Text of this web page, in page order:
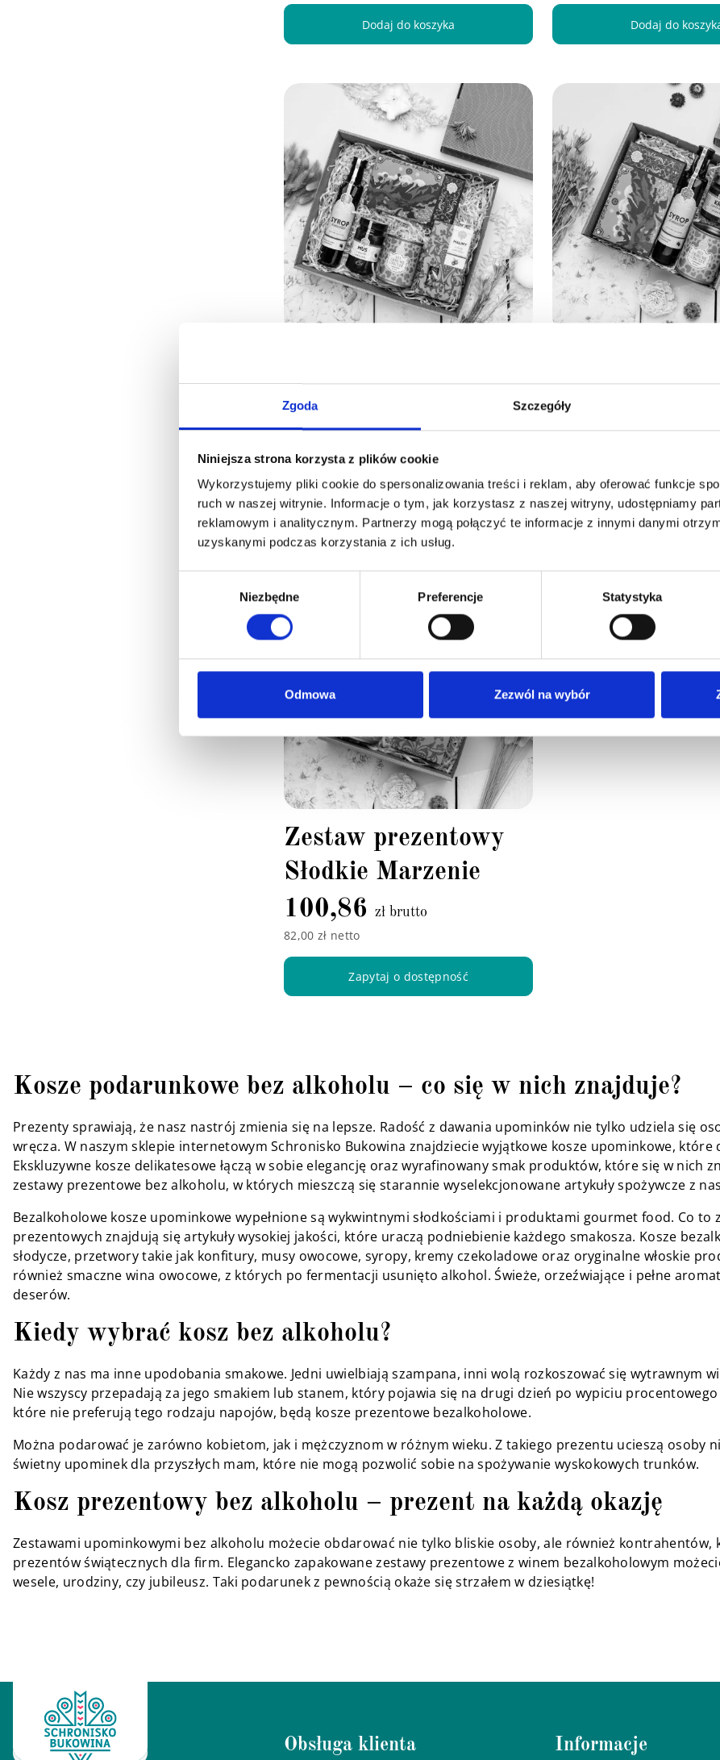
Zgoda Szczegóły
Niniejsza strona korzysta z plików cookie
Wykorzystujemy pliki cookie do spersonalizowania treści i reklam, aby oferować funkcje
ruch w naszej witrynie. Informacje o tym, jak korzystasz z naszej witryny, udostępniamy
reklamowym i analitycznym. Partnerzy mogą połączyć te informacje z innymi danymi
uzyskanymi podczas korzystania z ich usług.
Niezbędne Preferencje Statystyka
Odmowa Zezwól na wybór
Kosze podarunkowe bez alkoholu – co się w nich znajduje?
Prezenty sprawiają, że nasz nastrój zmienia się na lepsze. Radość z dawania upominków nie tylko udziela się
wręcza. W naszym sklepie internetowym Schronisko Bukowina znajdziecie wyjątkowe kosze upominkowe,
Ekskluzywne kosze delikatesowe łączą w sobie elegancję oraz wyrafinowany smak produktów, które się w nich
zestawy prezentowe bez alkoholu, w których mieszczą się starannie wyselekcjonowane artykuły spożywcze z
Bezalkoholowe kosze upominkowe wypełnione są wykwintnymi słodkościami i produktami gourmet food. Co to
prezentowych znajdują się artykuły wysokiej jakości, które uraczą podniebienie każdego smakosza. Kosze
słodycze, przetwory takie jak konfitury, musy owocowe, syropy, kremy czekoladowe oraz oryginalne włoskie
również smaczne wina owocowe, z których po fermentacji usunięto alkohol. Świeże, orzeźwiające i pełne
deserów.
Kiedy wybrać kosz bez alkoholu?
Każdy z nas ma inne upodobania smakowe. Jedni uwielbiają szampana, inni wolą rozkoszować się wytrawnym
Nie wszyscy przepadają za jego smakiem lub stanem, który pojawia się na drugi dzień po wypiciu
które nie preferują tego rodzaju napojów, będą kosze prezentowe bezalkoholowe.
Można podarować je zarówno kobietom, jak i mężczyznom w różnym wieku. Z takiego prezentu ucieszą osoby
świetny upominek dla przyszłych mam, które nie mogą pozwolić sobie na spożywanie wyskokowych trunków.
Kosz prezentowy bez alkoholu – prezent na każdą okazję
Zestawami upominkowymi bez alkoholu możecie obdarować nie tylko bliskie osoby, ale również kontrahentów,
prezentów świątecznych dla firm. Elegancko zapakowane zestawy prezentowe z winem bezalkoholowym
wesele, urodziny, czy jubileusz. Taki podarunek z pewnością okaże się strzałem w dziesiątkę!
Dodaj do koszyka Dodaj do
Słodki Zmierzch
142,07
115,50 zł netto
Zapytaj o dostępność
Godzina
118,70
Zapytaj o
Zestaw prezentowy
Słodkie Marzenie
100,86
zł brutto
82,00 zł netto
Zapytaj o dostępność
Obsługa klienta Informacje